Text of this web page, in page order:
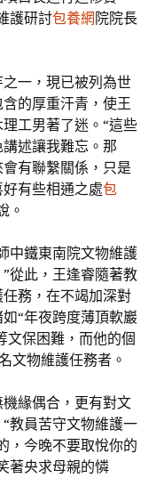
護研討包養網 院院長
一，現已被列為世
的厚重汗青，使王
工男著了迷。“這些
述讓我難忘。那
有聯繫關係，只是
有些相通之處包
。
中鐵東南院文物維護
從此，王逢睿隨著教
任務，在不竭加深對
“年夜跨度薄頂軟巖
文保困難，而他的個
文物維護任務者。
緣偶合，更有對文
教員苦守文物維護一
，今晚不要取悅你的
著央求母親的憐